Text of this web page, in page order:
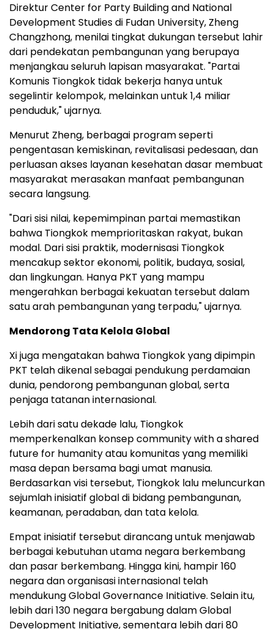
Direktur Center for Party Building and National
Development Studies di Fudan University, Zheng
Changzhong, menilai tingkat dukungan tersebut lahir
dari pendekatan pembangunan yang berupaya
menjangkau seluruh lapisan masyarakat. "Partai
Komunis Tiongkok tidak bekerja hanya untuk
segelintir kelompok, melainkan untuk 1,4 miliar
penduduk," ujarnya.
Menurut Zheng, berbagai program seperti
pengentasan kemiskinan, revitalisasi pedesaan, dan
perluasan akses layanan kesehatan dasar membuat
masyarakat merasakan manfaat pembangunan
secara langsung.
"Dari sisi nilai, kepemimpinan partai memastikan
bahwa Tiongkok memprioritaskan rakyat, bukan
modal. Dari sisi praktik, modernisasi Tiongkok
mencakup sektor ekonomi, politik, budaya, sosial,
dan lingkungan. Hanya PKT yang mampu
mengerahkan berbagai kekuatan tersebut dalam
satu arah pembangunan yang terpadu," ujarnya.
Mendorong Tata Kelola Global
Xi juga mengatakan bahwa Tiongkok yang dipimpin
PKT telah dikenal sebagai pendukung perdamaian
dunia, pendorong pembangunan global, serta
penjaga tatanan internasional.
Lebih dari satu dekade lalu, Tiongkok
memperkenalkan konsep community with a shared
future for humanity atau komunitas yang memiliki
masa depan bersama bagi umat manusia.
Berdasarkan visi tersebut, Tiongkok lalu meluncurkan
sejumlah inisiatif global di bidang pembangunan,
keamanan, peradaban, dan tata kelola.
Empat inisiatif tersebut dirancang untuk menjawab
berbagai kebutuhan utama negara berkembang
dan pasar berkembang. Hingga kini, hampir 160
negara dan organisasi internasional telah
mendukung Global Governance Initiative. Selain itu,
lebih dari 130 negara bergabung dalam Global
Development Initiative, sementara lebih dari 80